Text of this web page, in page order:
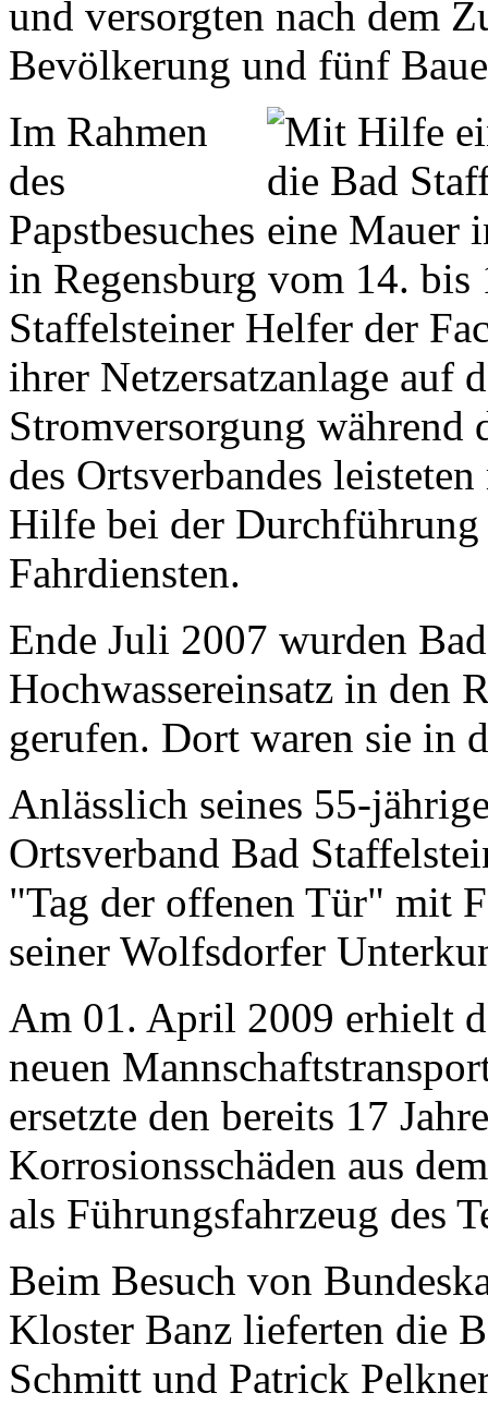
und versorgten nach dem
Bevölkerung und fünf
Im Rahmen
des
Papstbesuches
in Regensburg vom 14. bis
Staffelsteiner Helfer der
ihrer Netzersatzanlage auf
Stromversorgung während
des Ortsverbandes
Hilfe bei der
Fahrdiensten.
Ende Juli 2007 wurden
Hochwassereinsatz in den
gerufen. Dort waren sie in
Anlässlich seines 55-
Ortsverband Bad
"Tag der offenen Tür" mit
seiner Wolfsdorfer
Am 01. April 2009 erhielt
neuen
ersetzte den bereits 17
Korrosionsschäden aus
als Führungsfahrzeug des
Beim Besuch von
Kloster Banz lieferten die
Schmitt und Patrick